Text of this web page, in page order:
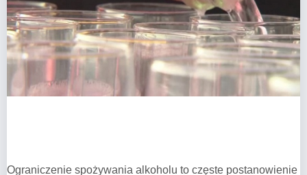
Ograniczenie spożywania alkoholu to częste postanowienie